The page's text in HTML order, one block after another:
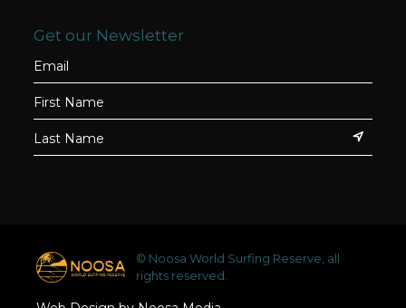
Get our Newsletter
© Noosa World Surfing Reserve, all
rights reserved.